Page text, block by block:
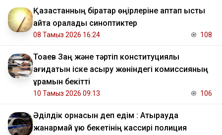
Қазақстанның бірқатар өңірлеріне аптап ыстық
қайта оралады синоптиктер
08 Тамыз 2026 16:24 108
Тоқаев Заң және тәртіп конституциялық
қағидатын іске асыру жөніндегі комиссияның
құрамын бекітті
10 Тамыз 2026 09:13 106
Әділдік орнасын деп едім : Атырауда
жанармай құю бекетінің кассирі полиция